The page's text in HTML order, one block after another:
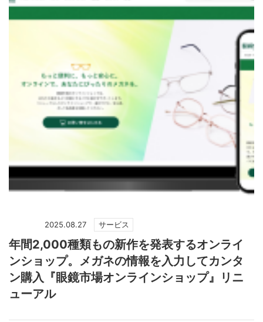
2025.08.27 サービス
年間2,000種類もの新作を発表するオンライ
ンショップ。メガネの情報を入力してカンタ
ン購入『眼鏡市場オンラインショップ』リニ
ューアル